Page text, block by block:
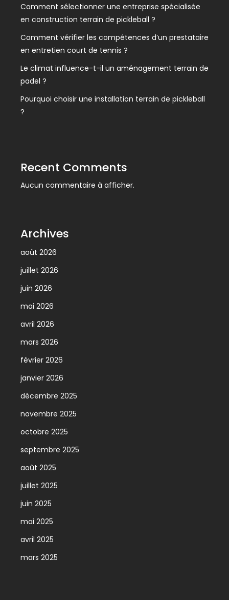
Comment sélectionner une entreprise spécialisée
en construction terrain de pickleball ?
Comment vérifier les compétences d’un prestataire
en entretien court de tennis ?
Le climat influence-t-il un aménagement terrain de
padel ?
Pourquoi choisir une installation terrain de pickleball
?
Recent Comments
Aucun commentaire à afficher.
Archives
août 2026
juillet 2026
juin 2026
mai 2026
avril 2026
mars 2026
février 2026
janvier 2026
décembre 2025
novembre 2025
octobre 2025
septembre 2025
août 2025
juillet 2025
juin 2025
mai 2025
avril 2025
mars 2025